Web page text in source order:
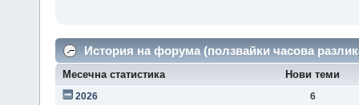
История на форума (ползвайки часова
Месечна статистика Нови теми
2026
6